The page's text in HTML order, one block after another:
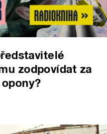
zodpovídat za